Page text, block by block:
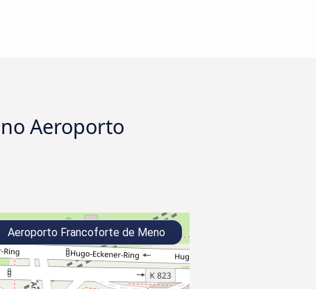
Aeroporto
Aeroporto Francoforte de Meno